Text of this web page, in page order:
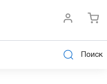
Поиск